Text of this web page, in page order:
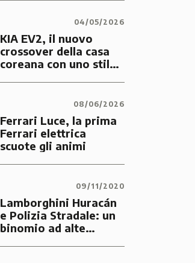
04/05/2026
KIA EV2, il nuovo
crossover della casa
coreana con uno stile
08/06/2026
Ferrari Luce, la prima
Ferrari elettrica
scuote gli animi
09/11/2020
Lamborghini Huracán
e Polizia Stradale: un
binomio ad alte